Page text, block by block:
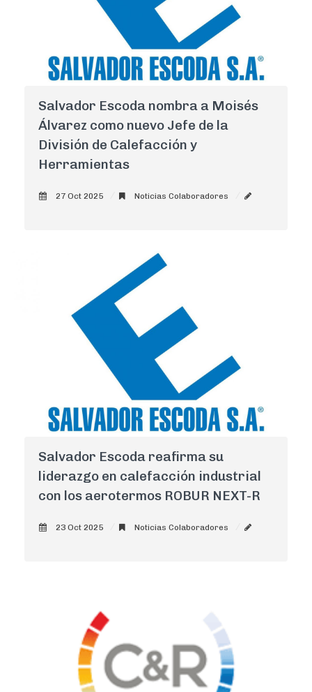
Salvador Escoda nombra a Moisés
Álvarez como nuevo Jefe de la
División de Calefacción y
Herramientas
27 Oct 2025
Noticias Colaboradores
Salvador Escoda reafirma su
liderazgo en calefacción industrial
con los aerotermos ROBUR NEXT-R
23 Oct 2025
Noticias Colaboradores